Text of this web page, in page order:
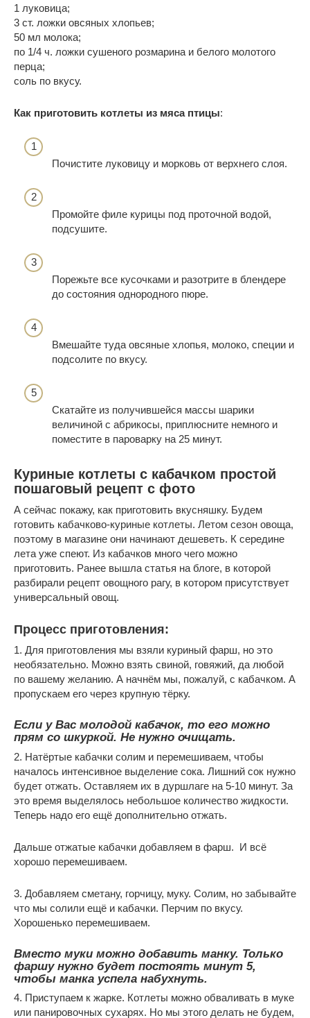
1 луковица;
3 ст. ложки овсяных хлопьев;
50 мл молока;
по 1/4 ч. ложки сушеного розмарина и белого молотого
перца;
соль по вкусу.
Как приготовить котлеты из мяса птицы:
Почистите луковицу и морковь от верхнего слоя.
Промойте филе курицы под проточной водой,
подсушите.
Порежьте все кусочками и разотрите в блендере
до состояния однородного пюре.
Вмешайте туда овсяные хлопья, молоко, специи и
подсолите по вкусу.
Скатайте из получившейся массы шарики
величиной с абрикосы, приплюсните немного и
поместите в пароварку на 25 минут.
Куриные котлеты с кабачком простой
пошаговый рецепт с фото
А сейчас покажу, как приготовить вкусняшку. Будем
готовить кабачково-куриные котлеты. Летом сезон овоща,
поэтому в магазине они начинают дешеветь. К середине
лета уже спеют. Из кабачков много чего можно
приготовить. Ранее вышла статья на блоге, в которой
разбирали рецепт овощного рагу, в котором присутствует
универсальный овощ.
Процесс приготовления:
1. Для приготовления мы взяли куриный фарш, но это
необязательно. Можно взять свиной, говяжий, да любой
по вашему желанию. А начнём мы, пожалуй, с кабачком. А
пропускаем его через крупную тёрку.
Если у Вас молодой кабачок, то его можно
прям со шкуркой. Не нужно очищать.
2. Натёртые кабачки солим и перемешиваем, чтобы
началось интенсивное выделение сока. Лишний сок нужно
будет отжать. Оставляем их в дуршлаге на 5-10 минут. За
это время выделялось небольшое количество жидкости.
Теперь надо его ещё дополнительно отжать.
Дальше отжатые кабачки добавляем в фарш. И всё
хорошо перемешиваем.
3. Добавляем сметану, горчицу, муку. Солим, но забывайте
что мы солили ещё и кабачки. Перчим по вкусу.
Хорошенько перемешиваем.
Вместо муки можно добавить манку. Только
фаршу нужно будет постоять минут 5,
чтобы манка успела набухнуть.
4. Приступаем к жарке. Котлеты можно обваливать в муке
или панировочных сухарях. Но мы этого делать не будем,